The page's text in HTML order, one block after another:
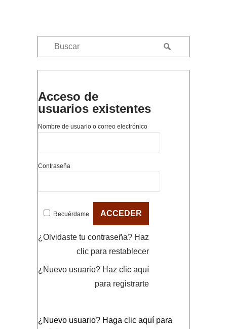
Acceso de
usuarios existentes
Nombre de usuario o correo electrónico
Contraseña
Recuérdame
¿Olvidaste tu contraseña? Haz
clic para restablecer
¿Nuevo usuario? Haz clic aquí
para registrarte
¿Nuevo usuario? Haga clic aquí para